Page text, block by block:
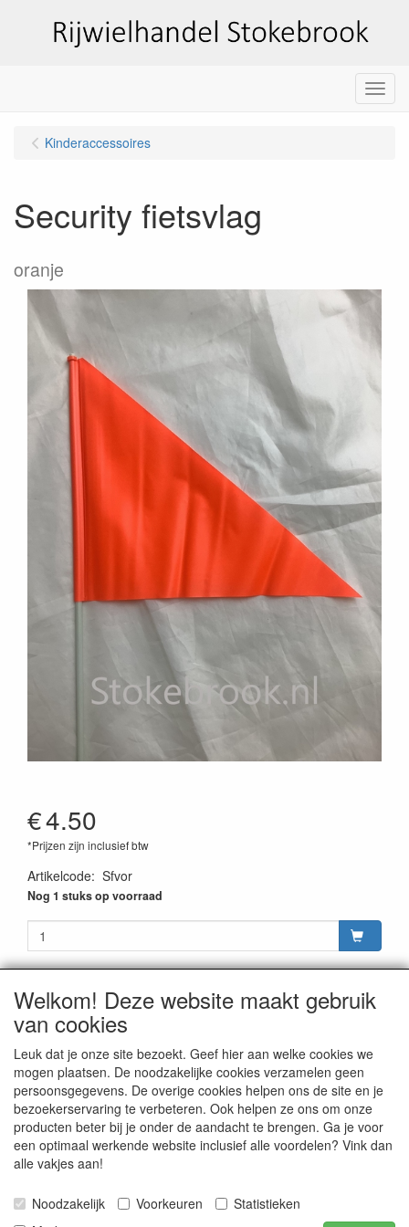
Menu
Kinderaccessoires
Security fietsvlag
oranje
€4.50
*Prijzen zijn inclusief btw
Artikelcode: Sfvor
Nog 1 stuks op voorraad
CONTACTGEGEVENS
Rijwielhandel Stokebrook
Stadsweg 27
9917 PV Wirdum (Gn.)
E-mail: stokebrook@xs4all.nl
Telefoon: 0596 - 571646
Publicatie van inhoud van deze website is, in alle vormen,
Welkom! Deze website maakt gebruik
van cookies
Leuk dat je onze site bezoekt. Geef hier aan welke cookies we
mogen plaatsen. De noodzakelijke cookies verzamelen geen
persoonsgegevens. De overige cookies helpen ons de site en je
bezoekerservaring te verbeteren. Ook helpen ze ons om onze
producten beter bij je onder de aandacht te brengen. Ga je voor
een optimaal werkende website inclusief alle voordelen? Vink dan
alle vakjes aan!
Noodzakelijk Voorkeuren
Statistieken